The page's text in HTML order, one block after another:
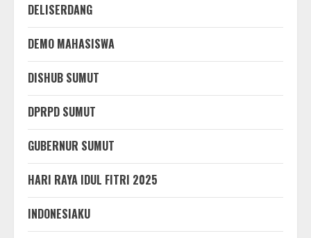
DELISERDANG
DEMO MAHASISWA
DISHUB SUMUT
DPRPD SUMUT
GUBERNUR SUMUT
HARI RAYA IDUL FITRI 2025
INDONESIAKU